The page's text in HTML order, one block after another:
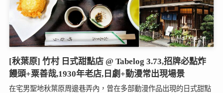
[秋葉原] 竹村 日式甜點店 @ Tabelog 3.73,招牌必點炸
饅頭+粟善哉,1930年老店,日劇+動漫常出現場景
在宅男聖地秋葉原周邊巷弄內，曾在多部動漫作品出現的日式甜點